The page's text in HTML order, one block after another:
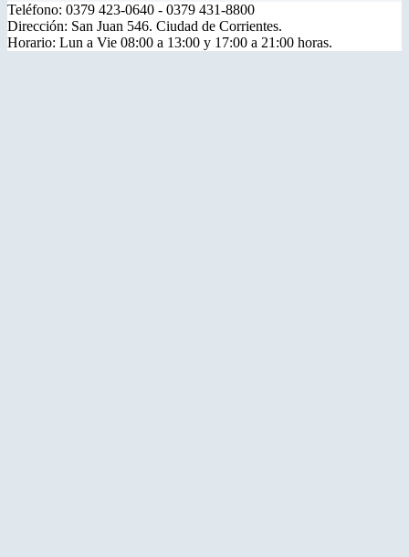
Teléfono: 0379 423-0640 - 0379 431-8800
Dirección: San Juan 546. Ciudad de Corrientes.
Horario: Lun a Vie 08:00 a 13:00 y 17:00 a 21:00 horas.